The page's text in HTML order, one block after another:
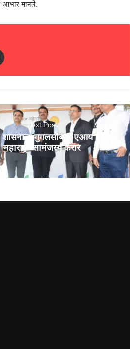
आभार मानले.
Next Post
शासनाचा गुगलसोबत ‘एआय फॉर
महाराष्ट्र’ सामंजस्य करार